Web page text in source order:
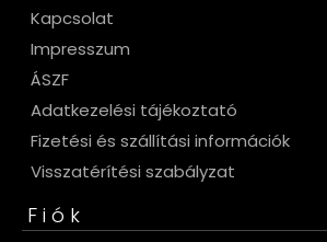
Kapcsolat
Impresszum
ÁSZF
Adatkezelési tájékoztató
Fizetési és szállítási információk
Visszatérítési szabályzat
Fiók